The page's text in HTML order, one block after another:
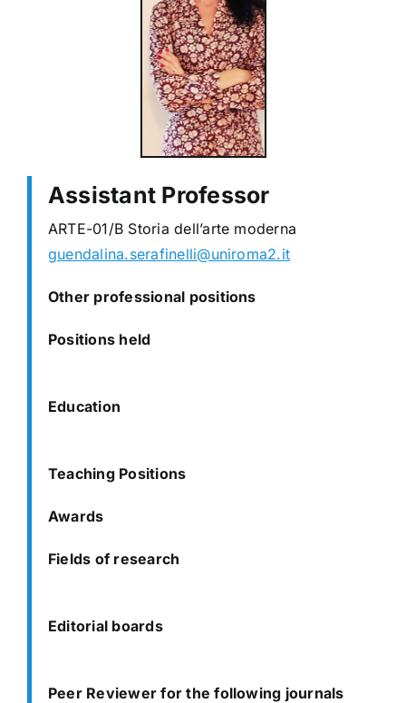
Assistant Professor
ARTE-01/B Storia dell’arte moderna
guendalina.serafinelli@uniroma2.it
Other professional positions
Positions held
Education
Teaching Positions
Awards
Fields of research
Editorial boards
Peer Reviewer for the following journals